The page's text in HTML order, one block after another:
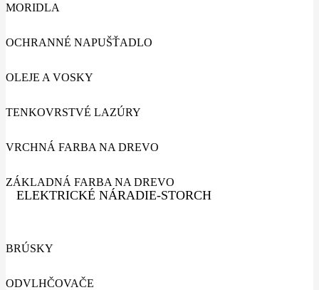
MORIDLA
OCHRANNÉ NAPUŠŤADLO
OLEJE A VOSKY
TENKOVRSTVÉ LAZÚRY
VRCHNÁ FARBA NA DREVO
ZÁKLADNÁ FARBA NA DREVO
ELEKTRICKÉ NÁRADIE-STORCH
BRÚSKY
ODVLHČOVAČE